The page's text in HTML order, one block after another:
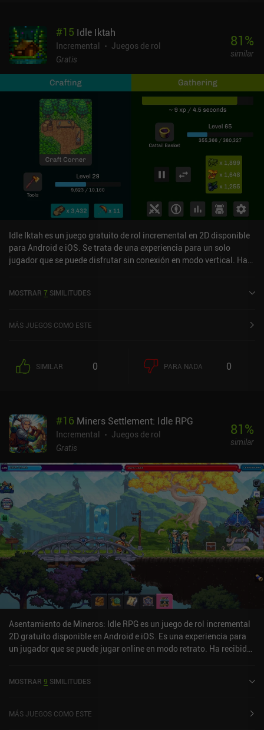
#15 Idle Iktah
Incremental
Juegos de rol
Gratis
81%
similar
Idle Iktah es un juego gratuito de rol incremental en 2D disponible
para Android e iOS. Se trata de una experiencia para un solo
jugador que se puede disfrutar sin conexión en modo vertical. Ha
actualmente una puntuación de 4,6 sobre 5,0 en Google Play y de
MOSTRAR 7 SIMILITUDES
MÁS JUEGOS COMO ESTE
SIMILAR 0 PARA NADA 0
#16 Miners Settlement: Idle RPG
Incremental
Juegos de rol
Gratis
81%
similar
Asentamiento de Mineros: Idle RPG es un juego de rol incremental
2D gratuito disponible en Android e iOS. Es una experiencia para
un jugador que se puede jugar online en modo retrato. Ha recibido
valoración actual de 4,6 sobre 5,0 en Google Play y de 4,9 sobre 5,0
MOSTRAR 9 SIMILITUDES
MÁS JUEGOS COMO ESTE